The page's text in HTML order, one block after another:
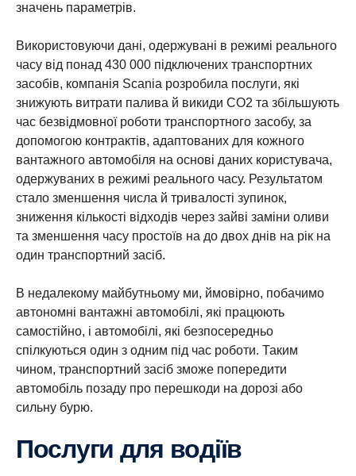
значень параметрів.
Використовуючи дані, одержувані в режимі реального
часу від понад 430 000 підключених транспортних
засобів, компанія Scania розробила послуги, які
знижують витрати палива й викиди CO2 та збільшують
час безвідмовної роботи транспортного засобу, за
допомогою контрактів, адаптованих для кожного
вантажного автомобіля на основі даних користувача,
одержуваних в режимі реального часу. Результатом
стало зменшення числа й тривалості зупинок,
зниження кількості відходів через зайві заміни оливи
та зменшення часу простоїв на до двох днів на рік на
один транспортний засіб.
В недалекому майбутньому ми, ймовірно, побачимо
автономні вантажні автомобілі, які працюють
самостійно, і автомобілі, які безпосередньо
спілкуються один з одним під час роботи. Таким
чином, транспортний засіб зможе попередити
автомобіль позаду про перешкоди на дорозі або
сильну бурю.
Послуги для водіїв